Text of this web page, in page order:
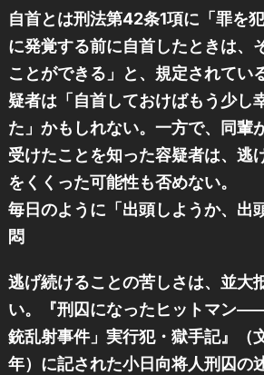
自首とは刑法第42条1項に「罪を
に発覚する前に自首したときは、
ことができる」と、規定されてい
疑者は「自首しておけばもう少し
た」かもしれない。一方で、同輩
受けたことを知った容疑者は、逃
をくくった可能性も否めない。
毎日のように「出頭しようか、出
悶
逃げ続けることの苦しさは、並大
い。『刑囚になったヒットマン
銃乱射事件」実行犯・獄手記』（
年）に記された小日向将人刑囚の